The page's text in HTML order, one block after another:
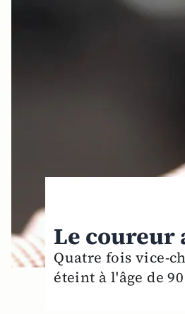
Le coureur
Quatre fois vice-
éteint à l'âge de